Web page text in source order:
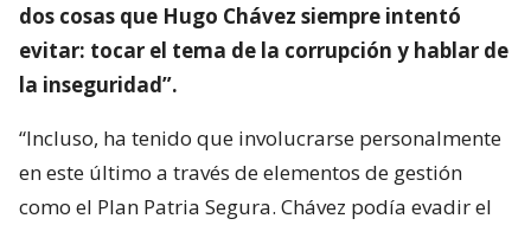
dos cosas que Hugo Chávez siempre intentó
evitar: tocar el tema de la corrupción y hablar de
la inseguridad”.
“Incluso, ha tenido que involucrarse personalmente
en este último a través de elementos de gestión
como el Plan Patria Segura. Chávez podía evadir el